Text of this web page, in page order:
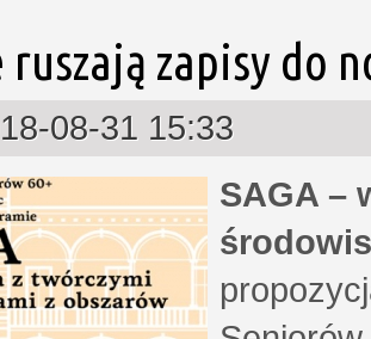
zapisy do
08-31 15:33
SAGA –